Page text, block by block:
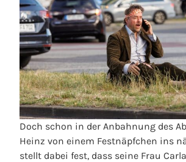
Doch schon in der Anbahnung des
Heinz von einem Festnäpfchen ins
stellt dabei fest, dass seine Frau